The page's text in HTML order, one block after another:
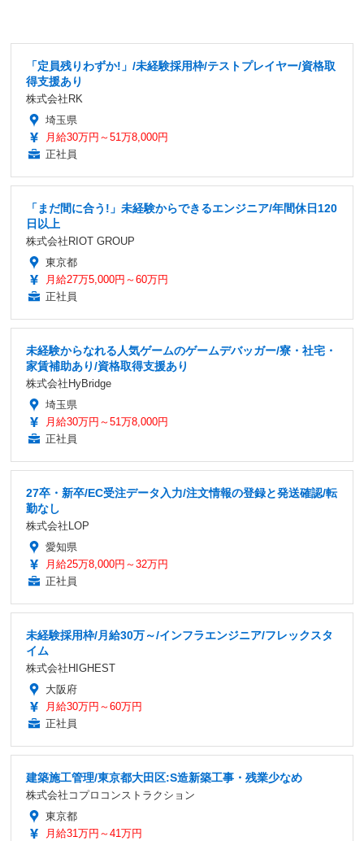
「定員残りわずか!」/未経験採用枠/テストプレイヤー/資格取
得支援あり
株式会社RK
埼玉県
月給30万円～51万8,000円
正社員
「まだ間に合う!」未経験からできるエンジニア/年間休日120
日以上
株式会社RIOT GROUP
東京都
月給27万5,000円～60万円
正社員
未経験からなれる人気ゲームのゲームデバッガー/寮・社宅・
家賃補助あり/資格取得支援あり
株式会社HyBridge
埼玉県
月給30万円～51万8,000円
正社員
27卒・新卒/EC受注データ入力/注文情報の登録と発送確認/転
勤なし
株式会社LOP
愛知県
月給25万8,000円～32万円
正社員
未経験採用枠/月給30万～/インフラエンジニア/フレックスタ
イム
株式会社HIGHEST
大阪府
月給30万円～60万円
正社員
建築施工管理/東京都大田区:S造新築工事・残業少なめ
株式会社コプロコンストラクション
東京都
月給31万円～41万円